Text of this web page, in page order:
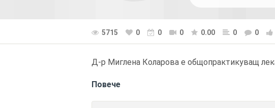
5715 0 0 0 0.00 0 0
Д-р Миглена Коларова е общопрактикуващ
Повече